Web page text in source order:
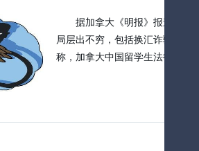
据加拿大《明报》报道，有
局层出不穷，包括换汇诈骗、空
称，加拿大中国留学生法律意识